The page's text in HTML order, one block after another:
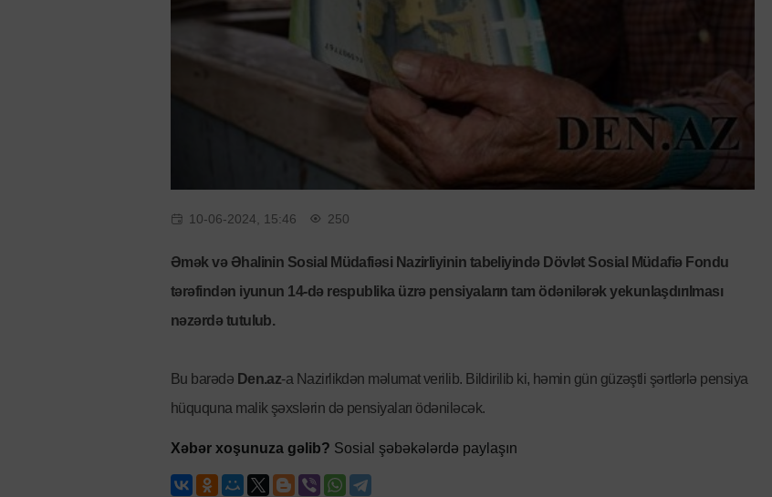
10-06-2024, 15:46 250
Əmək və Əhalinin Sosial Müdafiəsi Nazirliyinin tabeliyində Dövlət Sosial Müdafiə Fondu
tərəfindən iyunun 14-də respublika üzrə pensiyaların tam ödənilərək yekunlaşdırılması
nəzərdə tutulub.
Bu barədə Den.az-a Nazirlikdən məlumat verilib. Bildirilib ki, həmin gün güzəştli şərtlərlə pensiya
hüququna malik şəxslərin də pensiyaları ödəniləcək.
Xəbər xoşunuza gəlib? Sosial şəbəkələrdə paylaşın